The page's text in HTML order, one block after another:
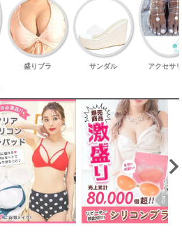
盛りブラ サンダル アクセサ